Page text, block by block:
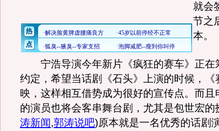
就会
节之
本。
宁浩导演今年新片《疯狂的赛车》正在
约定，希望当话剧《石头》上演的时候，《
映，这样相互借势成为很好的宣传点。而且
的演员也将会客串舞台剧，尤其是包世宏的
涛新闻,郭涛说吧)原本就是一名优秀的话剧